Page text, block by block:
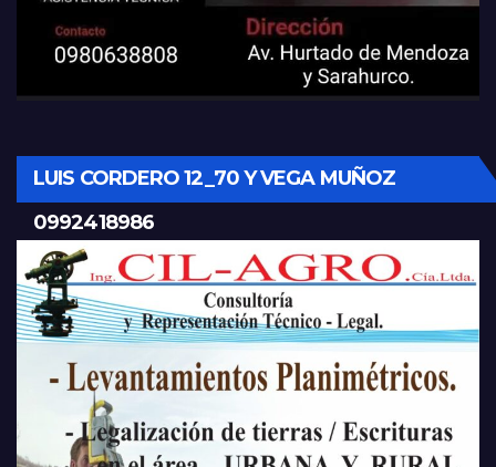
LUIS CORDERO 12_70 Y VEGA MUÑOZ
0992418986